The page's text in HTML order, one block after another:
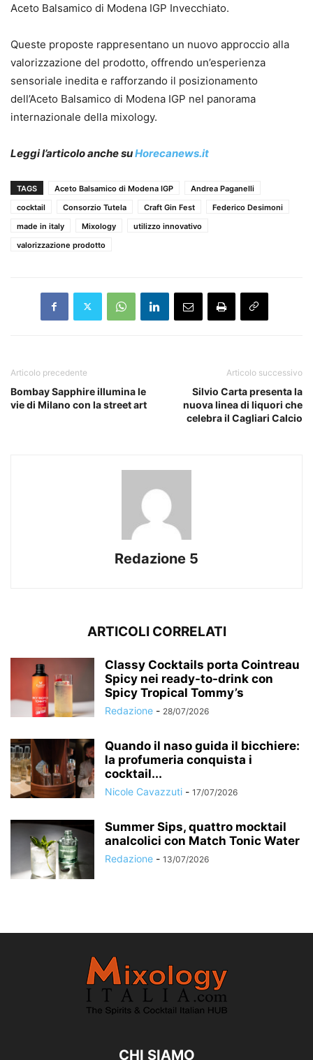
Aceto Balsamico di Modena IGP Invecchiato.
Queste proposte rappresentano un nuovo approccio alla
valorizzazione del prodotto, offrendo un’esperienza
sensoriale inedita e rafforzando il posizionamento
dell’Aceto Balsamico di Modena IGP nel panorama
internazionale della mixology.
Leggi l’articolo anche suHorecanews.it
TAGS Aceto Balsamico di Modena IGP
Andrea Paganelli
cocktail
Consorzio Tutela Craft Gin Fest
Federico Desimoni
made in italy
Mixology
utilizzo innovativo
valorizzazione prodotto
Articolo precedente
Bombay Sapphire illumina le
vie di Milano con la street art
Articolo successivo
Silvio Carta presenta la
nuova linea di liquori che
celebra il Cagliari Calcio
Redazione 5
ARTICOLI CORRELATI
Classy Cocktails porta Cointreau
Spicy nei ready-to-drink con
Spicy Tropical Tommy’s
Redazione - 28/07/2026
Quando il naso guida il bicchiere:
la profumeria conquista i
cocktail...
Nicole Cavazzuti - 17/07/2026
Summer Sips, quattro mocktail
analcolici con Match Tonic Water
Redazione - 13/07/2026
CHI SIAMO